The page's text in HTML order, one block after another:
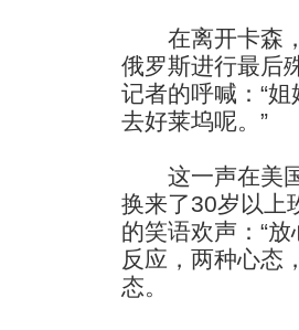
在离开卡森，
俄罗斯进行最后
记者的呼喊：“
去好莱坞呢。”
这一声在美国
换来了30岁以上
的笑语欢声：“
反应，两种心态
态。